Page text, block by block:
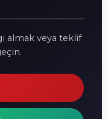
almak veya teklif